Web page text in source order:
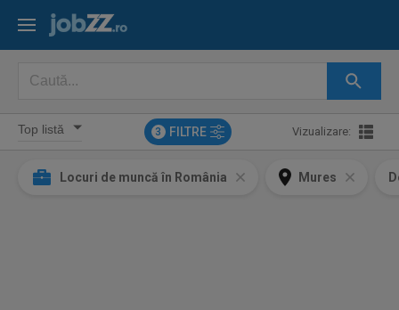
3 FILTRE Vizualizare:
Locuri de muncă în România Mures